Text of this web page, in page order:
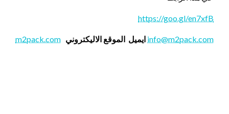
https://goo.gl/en7xfB
info@m2pack.com ايميل الموقع الاليكتروني m2pack.com